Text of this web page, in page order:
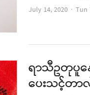
July 14, 2020
Tun
ရာသီဥတုပူန
ပေးသင့်တ